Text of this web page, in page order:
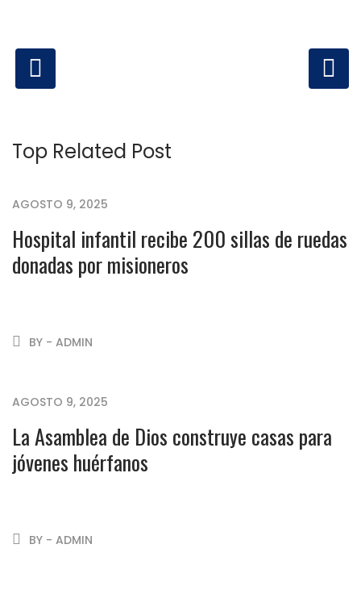
Top Related Post
AGOSTO 9, 2025
Hospital infantil recibe 200 sillas de ruedas
donadas por misioneros
BY - ADMIN
AGOSTO 9, 2025
La Asamblea de Dios construye casas para
jóvenes huérfanos
BY - ADMIN